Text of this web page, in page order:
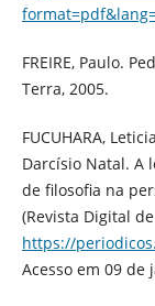
FREIRE, Paulo.
Terra, 2005.
FUCUHARA,
Darcísio Natal. A
de filosofia na
(Revista Digital
https://
Acesso em 09 de